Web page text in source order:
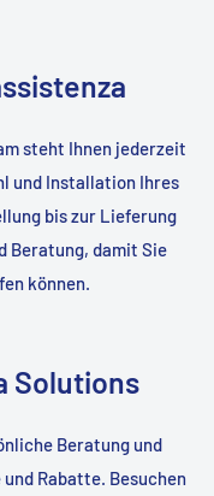
steht Ihnen jederzeit
und Installation Ihres
bis zur Lieferung
Beratung, damit Sie
können.
Solutions
Beratung und
Rabatte. Besuchen